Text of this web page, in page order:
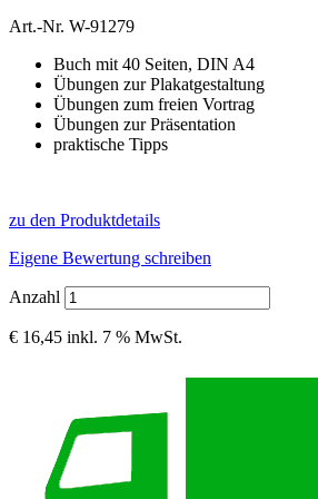
Art.-Nr. W-91279
Buch mit 40 Seiten, DIN A4
Übungen zur Plakatgestaltung
Übungen zum freien Vortrag
Übungen zur Präsentation
praktische Tipps
zu den Produktdetails
Eigene Bewertung schreiben
Anzahl
€ 16,45 inkl. 7 % MwSt.